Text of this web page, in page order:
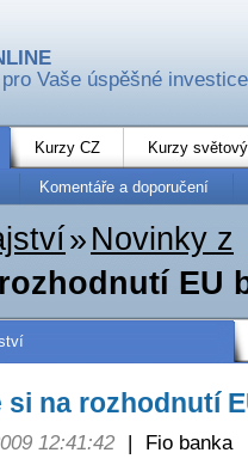
Vaše úspěšné investice
Kurzy CZ Kurzy
Komentáře a doporučení
» Novinky z
EU
si na rozhodnutí
12:41:42 |
Fio banka